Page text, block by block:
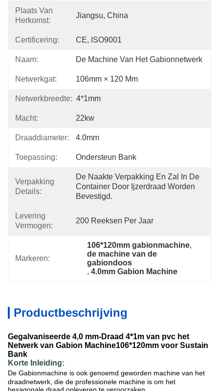
Plaats Van
Herkomst:
Jiangsu, China
Certificering: CE, ISO9001
Naam: De Machine Van Het Gabionnetwerk
Netwerkgat: 106mm × 120 Mm
Netwerkbreedte: 4*1mm
Macht: 22kw
Draaddiameter: 4.0mm
Toepassing: Ondersteun Bank
Verpakking
Details:
De Naakte Verpakking En Zal In De
Container Door Ijzerdraad Worden
Bevestigd.
Levering
Vermogen:
200 Reeksen Per Jaar
Markeren:
106*120mm gabionmachine,
de machine van de
gabiondoos
, 4.0mm Gabion Machine
Productbeschrijving
Gegalvaniseerde 4,0 mm-Draad 4*1m van pvc het
Netwerk van Gabion Machine106*120mm voor Sustain
Bank
Korte Inleiding:
De Gabionmachine is ook genoemd geworden machine van het
draadnetwerk, die de professionele machine is om het